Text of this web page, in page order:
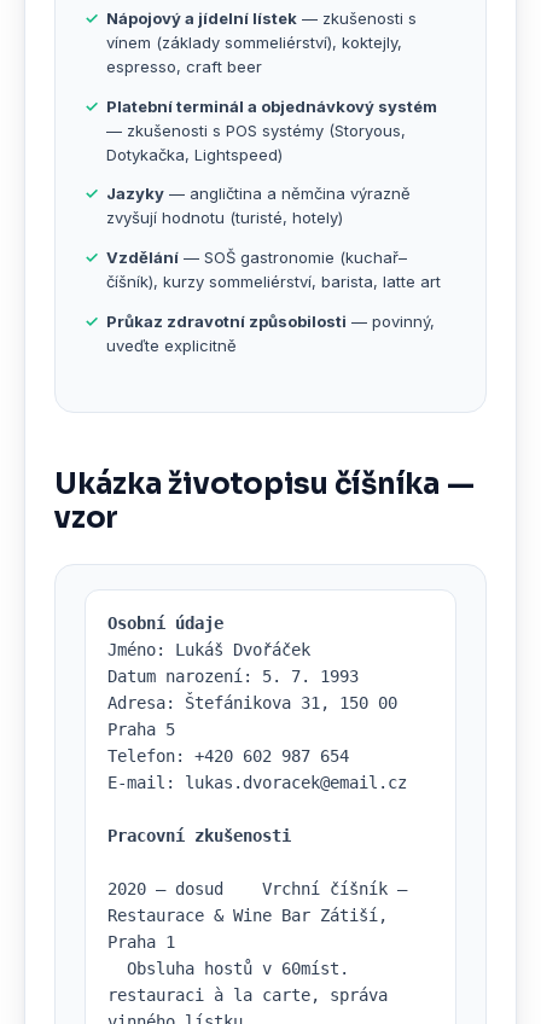
Nápojový a jídelní lístek — zkušenosti s
vínem (základy sommeliérství), koktejly,
espresso, craft beer
Platební terminál a objednávkový systém
— zkušenosti s POS systémy (Storyous,
Dotykačka, Lightspeed)
Jazyky — angličtina a němčina výrazně
zvyšují hodnotu (turisté, hotely)
Vzdělání — SOŠ gastronomie (kuchař–
číšník), kurzy sommeliérství, barista, latte art
Průkaz zdravotní způsobilosti — povinný,
uveďte explicitně
Ukázka životopisu číšníka —
vzor
Osobní údaje
Jméno: Lukáš Dvořáček
Datum narození: 5. 7. 1993
Adresa: Štefánikova 31, 150 00
Praha 5
Telefon: +420 602 987 654
E-mail: lukas.dvoracek@email.cz
Pracovní zkušenosti
2020 – dosud    Vrchní číšník —
Restaurace & Wine Bar Zátiší,
Praha 1
restauraci à la carte, správa